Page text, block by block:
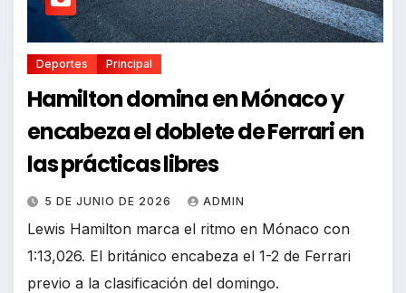
Deportes Principal
Hamilton domina en Mónaco y
encabeza el doblete de Ferrari en
las prácticas libres
5 DE JUNIO DE 2026 ADMIN
Lewis Hamilton marca el ritmo en Mónaco con
1:13,026. El británico encabeza el 1-2 de Ferrari
previo a la clasificación del domingo.